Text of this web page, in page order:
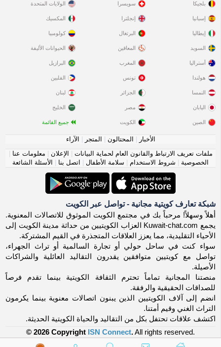
بلجيكا
إسبانيا
إيطاليا
السويد
سويسرا
إنجلترا
البرتغال
المعاقين
الولايات المتحدة
المكسيك
كولومبيا
الحيوانات الأليفة
أستراليا
هولندا
النمسا
اليابان
الصين
المغرب
تونس
الجزائر
مصر
الكويت
البرازيل
الفلبين
لبنان
الخليج
جميع القائمة
الأخبار المحتالون المتجر
الآراء
ملفات تعريف الارتباط والقانون العام لحماية البيانات
الإعلان معلومات عنا
الخصوصية
شروط الاستخدام سلامة الأطفال اتصل بنا الأسئلة الشائعة
شبكة تعارف كويتية مجانية - تواصل عبر الكويت
أهلاً وسهلاً! مرحباً بك في مجتمع الكويت الموثوق للاتصالات المعنوية.
يجمع Kuwait-chat.com العزاب الكويتيين من حداثة مدينة الكويت إلى
الأحياء التقليدية، مما يعزز العلاقات المتجذرة في القيم المشتركة.
سواء كنت في ساحل حولي أو تجارة السالمية أو تراث الجهراء،
تواصل مع كويتيين متوافقين يقدرون التقاليد العائلية والشراكات
الأصيلة.
منصتنا المجانية تماماً تحترم الثقافة الكويتية بينما تقدم فرصاً
للصداقات الحقيقية والرفقة.
انضم إلى آلاف الكويتيين الذين يبنون اتصالات معنوية بينما يكرمون
التراث الغني وقيم أمتنا.
اكتشف علاقات تحتفل بكل من التقاليد والحياة الكويتية الحديثة.
© 2026 Copyright ISN Connect.All rights reserved.